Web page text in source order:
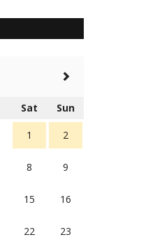
Sat Sun
1 2
8 9
15 16
22 23